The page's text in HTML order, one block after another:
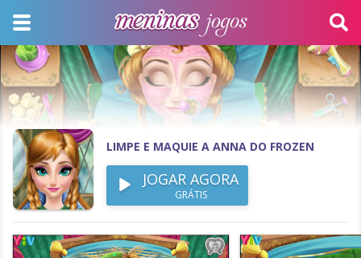
LIMPE E MAQUIE A ANNA DO FROZEN
JOGAR AGORA
GRÁTIS